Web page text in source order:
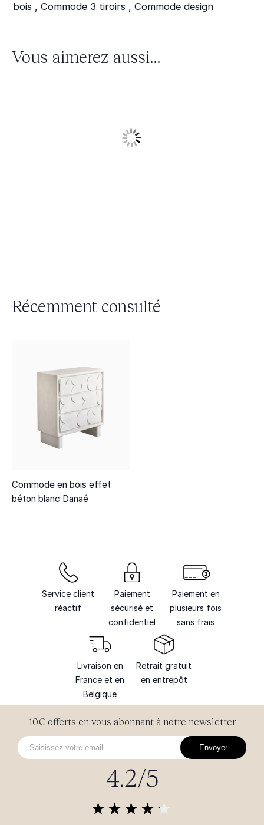
bois ,Commode 3 tiroirs ,Commode design
Vous aimerez aussi...
Récemment consulté
Commode en bois effet
béton blanc Danaé
Service client
réactif
Paiement
sécurisé et
confidentiel
Paiement en
plusieurs fois
sans frais
Livraison en
France et en
Belgique
Retrait gratuit
en entrepôt
10€ offerts en vous abonnant à notre newsletter
Envoyer
4.2/5